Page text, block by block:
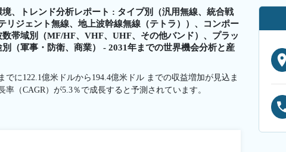
、トレンド分析レポート : タイプ別（汎用無線、統合戦
リジェント無線、地上波幹線無線（テトラ））、コンポー
帯域別（MF/HF、VHF、UHF、その他バンド）、プラッ
（軍事・防衛、商業） - 2031年までの世界機会分析と産
に122.1億米ドルから194.4億米ドル までの収益増加が見込ま
（CAGR）が5.3％で成長すると予測されています。